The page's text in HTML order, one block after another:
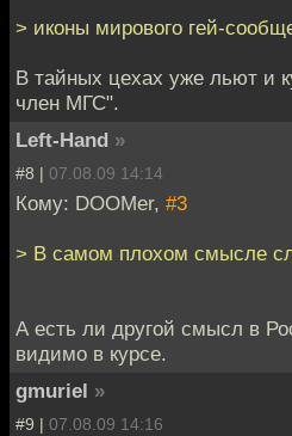
> иконы мирового гей-
В тайных цехах уже льют и
член МГС".
Left-Hand »
#8 | 07.08.09 14:14
Кому: DOOMer, #3
> В самом плохом смысле
А есть ли другой смысл в
видимо в курсе.
gmuriel »
#9 | 07.08.09 14:16